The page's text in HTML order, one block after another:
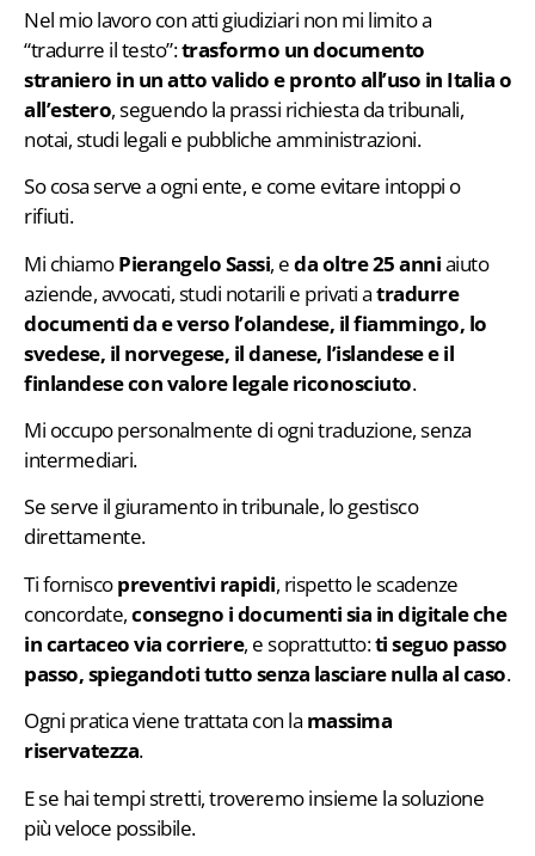
Nel mio lavoro con atti giudiziari non mi limito a
“tradurre il testo”:trasformo un documento
straniero in un atto valido e pronto all’uso in Italia o
all’estero, seguendo la prassi richiesta da tribunali,
notai, studi legali e pubbliche amministrazioni.
So cosa serve a ogni ente, e come evitare intoppi o
rifiuti.
Mi chiamoPierangelo Sassi, eda oltre 25 anniaiuto
aziende, avvocati, studi notarili e privati atradurre
documenti da e verso l’olandese, il fiammingo, lo
svedese, il norvegese, il danese, l’islandese e il
finlandese con valore legale riconosciuto.
Mi occupo personalmente di ogni traduzione, senza
intermediari.
Se serve il giuramento in tribunale, lo gestisco
direttamente.
Ti forniscopreventivi rapidi, rispetto le scadenze
concordate,consegno i documenti sia in digitale che
in cartaceo via corriere, e soprattutto:ti seguo passo
passo, spiegandoti tutto senza lasciare nulla al caso.
Ogni pratica viene trattata con la massima
riservatezza.
E se hai tempi stretti, troveremo insieme la soluzione
più veloce possibile.